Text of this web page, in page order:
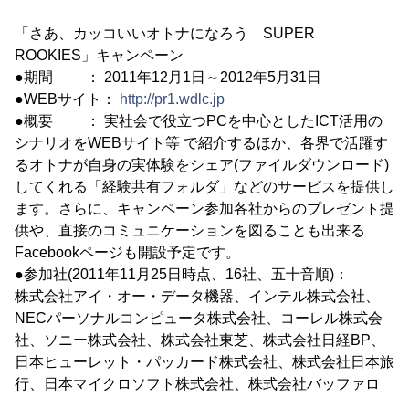
「さあ、カッコいいオトナになろう SUPER
ROOKIES」キャンペーン
●期間 ： 2011年12月1日～2012年5月31日
●WEBサイト：
http://pr1.wdlc.jp
●概要 ： 実社会で役立つPCを中心としたICT活用の
シナリオをWEBサイト等 で紹介するほか、各界で活躍す
るオトナが自身の実体験をシェア(ファイルダウンロード)
してくれる「経験共有フォルダ」などのサービスを提供し
ます。さらに、キャンペーン参加各社からのプレゼント提
供や、直接のコミュニケーションを図ることも出来る
Facebookページも開設予定です。
●参加社(2011年11月25日時点、16社、五十音順)：
株式会社アイ・オー・データ機器、インテル株式会社、
NECパーソナルコンピュータ株式会社、コーレル株式会
社、ソニー株式会社、株式会社東芝、株式会社日経BP、
日本ヒューレット・パッカード株式会社、株式会社日本旅
行、日本マイクロソフト株式会社、株式会社バッファロ